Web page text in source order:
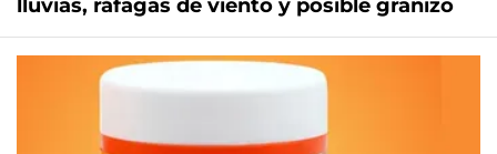
lluvias, ráfagas de viento y posible granizo